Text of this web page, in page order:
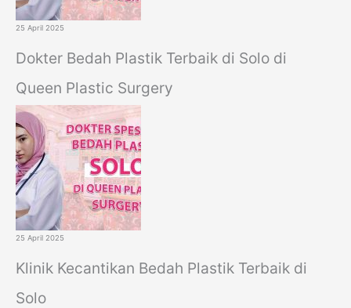
25 April 2025
Dokter Bedah Plastik Terbaik di Solo di
Queen Plastic Surgery
25 April 2025
Klinik Kecantikan Bedah Plastik Terbaik di
Solo